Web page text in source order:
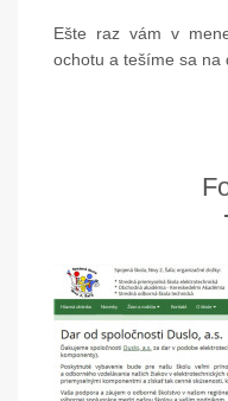
Ešte raz vám v
ochotu a tešíme sa na